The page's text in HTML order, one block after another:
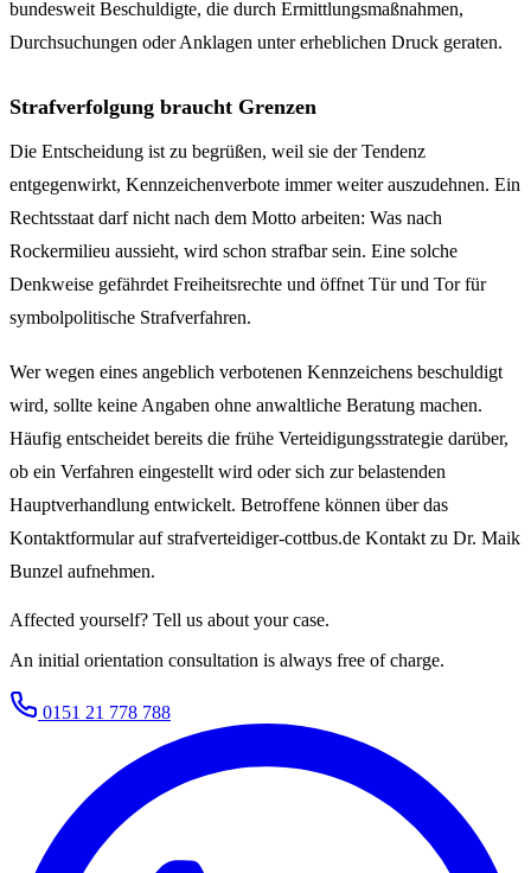
bundesweit Beschuldigte, die durch Ermittlungsmaßnahmen,
Durchsuchungen oder Anklagen unter erheblichen Druck geraten.
Strafverfolgung braucht Grenzen
Die Entscheidung ist zu begrüßen, weil sie der Tendenz
entgegenwirkt, Kennzeichenverbote immer weiter auszudehnen. Ein
Rechtsstaat darf nicht nach dem Motto arbeiten: Was nach
Rockermilieu aussieht, wird schon strafbar sein. Eine solche
Denkweise gefährdet Freiheitsrechte und öffnet Tür und Tor für
symbolpolitische Strafverfahren.
Wer wegen eines angeblich verbotenen Kennzeichens beschuldigt
wird, sollte keine Angaben ohne anwaltliche Beratung machen.
Häufig entscheidet bereits die frühe Verteidigungsstrategie darüber,
ob ein Verfahren eingestellt wird oder sich zur belastenden
Hauptverhandlung entwickelt. Betroffene können über das
Kontaktformular auf strafverteidiger-cottbus.de Kontakt zu Dr. Maik
Bunzel aufnehmen.
Affected yourself? Tell us about your case.
An initial orientation consultation is always free of charge.
0151 21 778 788